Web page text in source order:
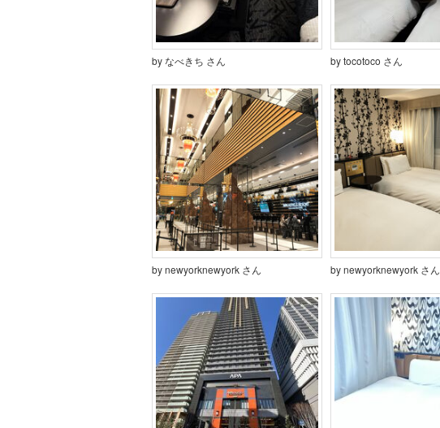
by なべきち さん by tocotoco さん
by newyorknewyork さん by newyorknewyork さん